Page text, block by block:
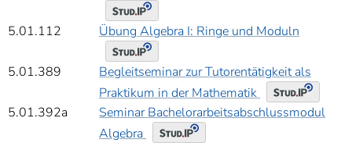
5.01.112 Übung Algebra I: Ringe und Moduln
5.01.389
Begleitseminar zur Tutorentätigkeit als
Praktikum in der Mathematik
5.01.392a
Seminar Bachelorarbeitsabschlussmodul
Algebra